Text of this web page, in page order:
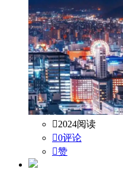
2024阅读
0评论
赞